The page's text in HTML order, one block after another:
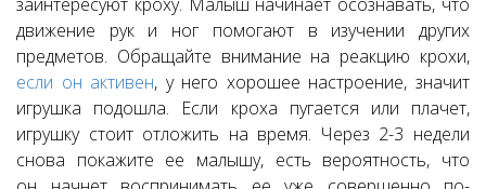
движение рук и ног помогают в изучении других
предметов. Обращайте внимание на реакцию крохи,
если он активен, у него хорошее настроение, значит
игрушка подошла. Если кроха пугается или плачет,
игрушку стоит отложить на время. Через 2-3 недели
снова покажите ее малышу, есть вероятность, что